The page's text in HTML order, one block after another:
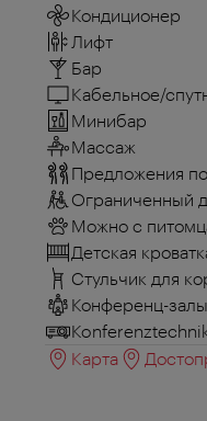
Кондиционер
Лифт
Бар
Кабельное/
Минибар
Массаж
Предложения
Ограниченный
Можно с
Детская
Стульчик для
Конференц-залы
Карта